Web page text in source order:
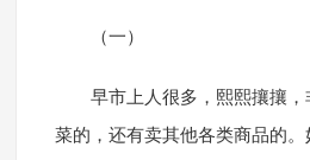
（一）
早市上人很多，熙熙攘攘
菜的，还有卖其他各类商品的